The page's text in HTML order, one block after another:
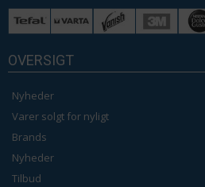
OVERSIGT
Nyheder
Varer solgt for nyligt
Brands
Nyheder
Tilbud